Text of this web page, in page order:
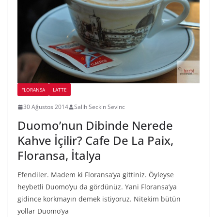
FLORANSA LATTE
30 Ağustos 2014 Salih Seckin Sevinc
Duomo’nun Dibinde Nerede
Kahve İçilir? Cafe De La Paix,
Floransa, İtalya
Efendiler. Madem ki Floransa’ya gittiniz. Öyleyse
heybetli Duomo‘yu da gördünüz. Yani Floransa’ya
gidince korkmayın demek istiyoruz. Nitekim bütün
yollar Duomo’ya